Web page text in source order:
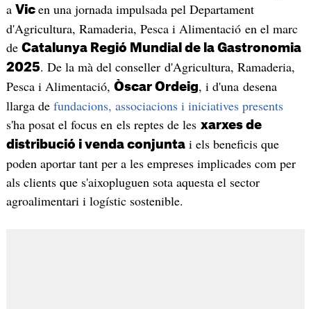
a Vic en una jornada impulsada pel Departament
d'Agricultura, Ramaderia, Pesca i Alimentació en el marc
de Catalunya Regió Mundial de la Gastronomia
2025. De la mà del conseller d'Agricultura, Ramaderia,
Pesca i Alimentació, Òscar Ordeig, i d'una desena
llarga de fundacions, associacions i iniciatives presents
s'ha posat el focus en els reptes de les xarxes de
distribució i venda conjuntai els beneficis que
poden aportar tant per a les empreses implicades com per
als clients que s'aixopluguen sota aquesta el sector
agroalimentari i logístic sostenible.